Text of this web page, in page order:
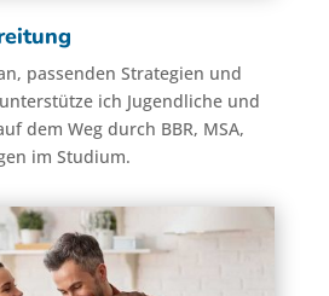
passenden Strategien und
ich Jugendliche und
dem Weg durch BBR, MSA,
im Studium.